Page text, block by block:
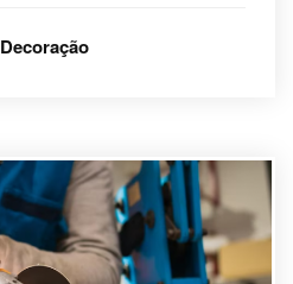
Decoração